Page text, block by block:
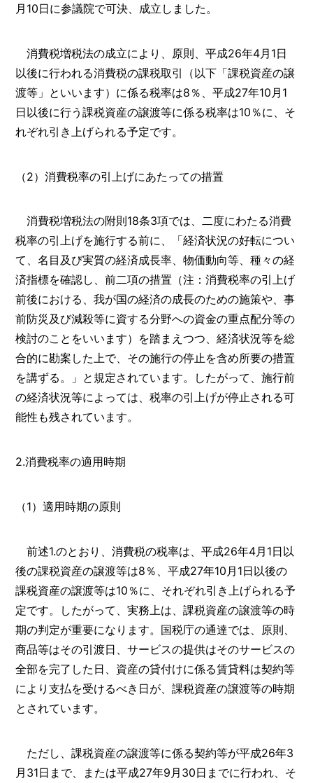
月10日に参議院で可決、成立しました。
消費税増税法の成立により、原則、平成26年4月1日
以後に行われる消費税の課税取引（以下「課税資産の譲
渡等」といいます）に係る税率は8％、平成27年10月1
日以後に行う課税資産の譲渡等に係る税率は10％に、そ
れぞれ引き上げられる予定です。
（2）消費税率の引上げにあたっての措置
消費税増税法の附則18条3項では、二度にわたる消費
税率の引上げを施行する前に、「経済状況の好転につい
て、名目及び実質の経済成長率、物価動向等、種々の経
済指標を確認し、前二項の措置（注：消費税率の引上げ
前後における、我が国の経済の成長のための施策や、事
前防災及び減殺等に資する分野への資金の重点配分等の
検討のことをいいます）を踏まえつつ、経済状況等を総
合的に勘案した上で、その施行の停止を含め所要の措置
を講ずる。」と規定されています。したがって、施行前
の経済状況等によっては、税率の引上げが停止される可
能性も残されています。
2.消費税率の適用時期
（1）適用時期の原則
前述1.のとおり、消費税の税率は、平成26年4月1日以
後の課税資産の譲渡等は8％、平成27年10月1日以後の
課税資産の譲渡等は10％に、それぞれ引き上げられる予
定です。したがって、実務上は、課税資産の譲渡等の時
期の判定が重要になります。国税庁の通達では、原則、
商品等はその引渡日、サービスの提供はそのサービスの
全部を完了した日、資産の貸付けに係る賃貸料は契約等
により支払を受けるべき日が、課税資産の譲渡等の時期
とされています。
ただし、課税資産の譲渡等に係る契約等が平成26年3
月31日まで、または平成27年9月30日までに行われ、そ